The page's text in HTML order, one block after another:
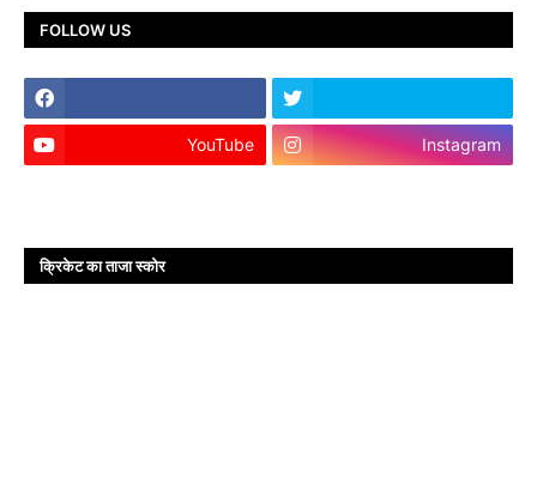
FOLLOW US
YouTube Instagram
क्रिकेट का ताजा स्कोर